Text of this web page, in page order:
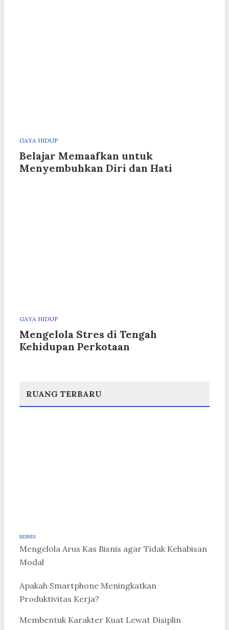
GAYA HIDUP
Belajar Memaafkan untuk
Menyembuhkan Diri dan Hati
GAYA HIDUP
Mengelola Stres di Tengah
Kehidupan Perkotaan
RUANG TERBARU
BISNIS
Mengelola Arus Kas Bisnis agar Tidak Kehabisan
Modal
Apakah Smartphone Meningkatkan
Produktivitas Kerja?
Membentuk Karakter Kuat Lewat Disiplin